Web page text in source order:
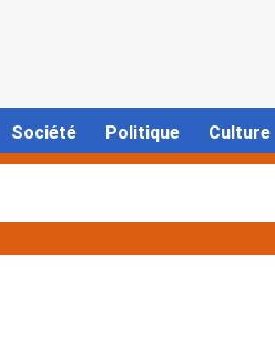
Société Politique Culture